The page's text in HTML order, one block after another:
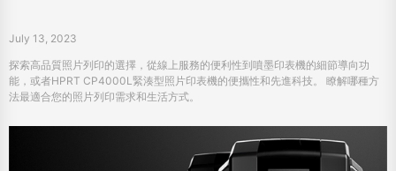
July 13, 2023
探索高品質照片列印的選擇，從線上服務的便利性到噴墨印表機的細節導向功
能，或者HPRT CP4000L緊湊型照片印表機的便攜性和先進科技。 瞭解哪種方
法最適合您的照片列印需求和生活方式。